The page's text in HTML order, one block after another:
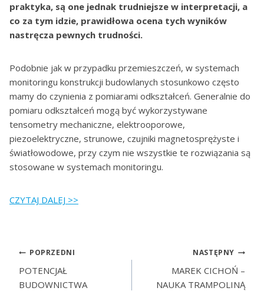
praktyka, są one jednak trudniejsze w interpretacji, a
co za tym idzie, prawidłowa ocena tych wyników
nastręcza pewnych trudności.
Podobnie jak w przypadku przemieszczeń, w systemach
monitoringu konstrukcji budowlanych stosunkowo często
mamy do czynienia z pomiarami odkształceń. Generalnie do
pomiaru odkształceń mogą być wykorzystywane
tensometry mechaniczne, elektrooporowe,
piezoelektryczne, strunowe, czujniki magnetosprężyste i
światłowodowe, przy czym nie wszystkie te rozwiązania są
stosowane w systemach monitoringu.
CZYTAJ DALEJ >>
POPRZEDNI
POTENCJAŁ
BUDOWNICTWA
NASTĘPNY
MAREK CICHOŃ –
NAUKA TRAMPOLINĄ